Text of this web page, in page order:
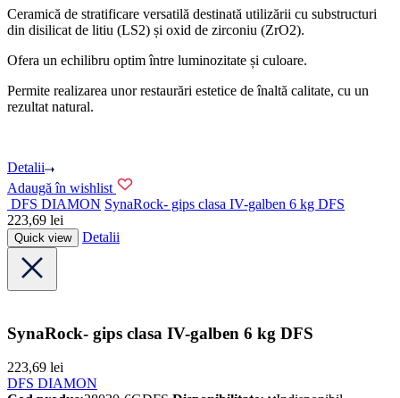
Ceramică de stratificare versatilă destinată utilizării cu substructuri
din disilicat de litiu (LS2) și oxid de zirconiu (ZrO2).
Ofera un echilibru optim între luminozitate și culoare.
Permite realizarea unor restaurări estetice de înaltă calitate, cu un
rezultat natural.
Detalii
Adaugă în wishlist
DFS DIAMON SynaRock- gips clasa IV-galben 6 kg DFS
223,69 lei
Quick view Detalii
SynaRock- gips clasa IV-galben 6 kg DFS
223,69 lei
DFS DIAMON